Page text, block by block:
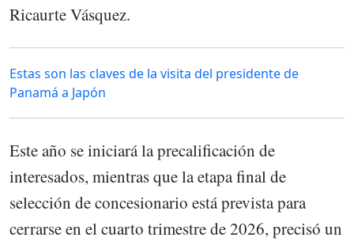
Ricaurte Vásquez.
Estas son las claves de la visita del presidente de
Panamá a Japón
Este año se iniciará la precalificación de
interesados, mientras que la etapa final de
selección de concesionario está prevista para
cerrarse en el cuarto trimestre de 2026, precisó un